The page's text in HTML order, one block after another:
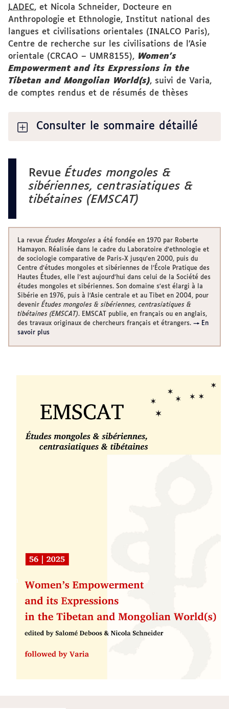
LADEC, et Nicola Schneider, Docteure en
Anthropologie et Ethnologie, Institut national des
langues et civilisations orientales (INALCO Paris),
Centre de recherche sur les civilisations de l’Asie
orientale (CRCAO – UMR8155), Women’s
Empowerment and its Expressions in the
Tibetan and Mongolian World(s), suivi de Varia,
de comptes rendus et de résumés de thèses
Consulter le sommaire détaillé
RevueÉtudes mongoles &
sibériennes, centrasiatiques &
tibétaines (EMSCAT)
La revue Études Mongoles a été fondée en 1970 par Roberte
Hamayon. Réalisée dans le cadre du Laboratoire d’ethnologie et
de sociologie comparative de Paris-X jusqu’en 2000, puis du
Centre d’études mongoles et sibériennes de l’École Pratique des
Hautes Études, elle l’est aujourd’hui dans celui de la Société des
études mongoles et sibériennes. Son domaine s’est élargi à la
Sibérie en 1976, puis à l’Asie centrale et au Tibet en 2004, pour
devenir Études mongoles & sibériennes, centrasiatiques &
tibétaines (EMSCAT). EMSCAT publie, en français ou en anglais,
des travaux originaux de chercheurs français et étrangers. → En
savoir plus